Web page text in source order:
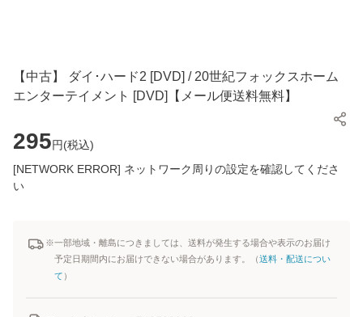
【中古】 ダイ･ハード2 [DVD] / 20世紀フォックスホーム
エンターテイメント [DVD]【メール便送料無料】
295円(税込)
[NETWORK ERROR] ネットワーク周りの設定を確認してくださ
い
※一部地域・離島につきましては、送料が発生する場合や表示のお届け
予定日期間内にお届けできない場合があります。（送料・配送につい
て ）